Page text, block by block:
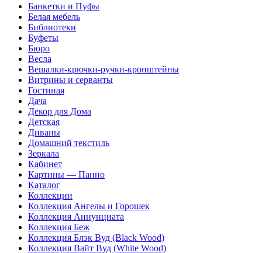
Банкетки и Пуфы
Белая мебель
Библиотеки
Буфеты
Бюро
Весла
Вешалки-крючки-ручки-кронштейны
Витрины и серванты
Гостиная
Дача
Декор для Дома
Детская
Диваны
Домашний текстиль
Зеркала
Кабинет
Картины — Панно
Каталог
Коллекции
Коллекция Ангелы и Горошек
Коллекция Аннунциата
Коллекция Беж
Коллекция Блэк Вуд (Black Wood)
Коллекция Вайт Вуд (White Wood)